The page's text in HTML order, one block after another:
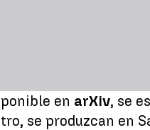
en arXiv, se
se produzcan en